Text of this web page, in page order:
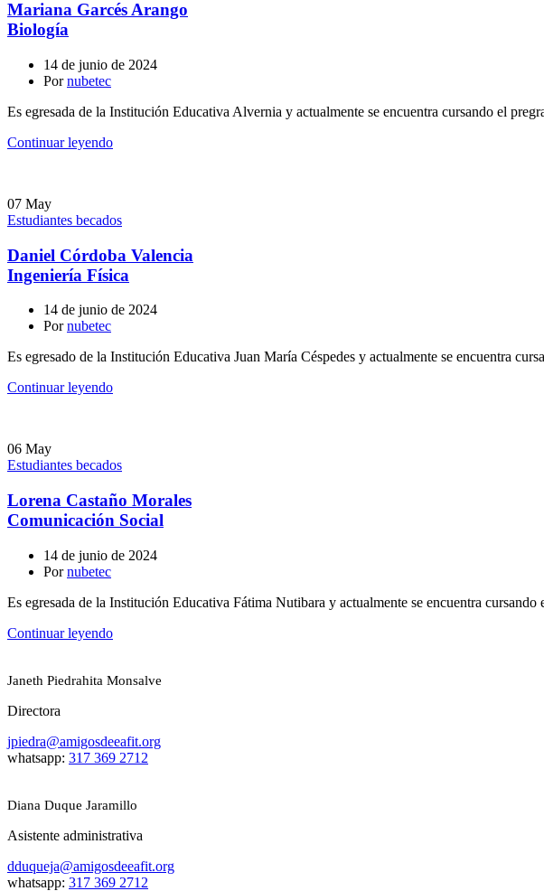
Mariana Garcés Arango
Biología
14 de junio de 2024
Por nubetec
Es egresada de la Institución Educativa Alvernia y actualmente se encuentra cursando el
Continuar leyendo
07 May
Estudiantes becados
Daniel Córdoba Valencia
Ingeniería Física
14 de junio de 2024
Por nubetec
Es egresado de la Institución Educativa Juan María Céspedes y actualmente se encuentra
Continuar leyendo
06 May
Estudiantes becados
Lorena Castaño Morales
Comunicación Social
14 de junio de 2024
Por nubetec
Es egresada de la Institución Educativa Fátima Nutibara y actualmente se encuentra
Continuar leyendo
Janeth Piedrahita Monsalve
Directora
jpiedra@amigosdeeafit.org
whatsapp: 317 369 2712
Diana Duque Jaramillo
Asistente administrativa
dduqueja@amigosdeeafit.org
whatsapp: 317 369 2712